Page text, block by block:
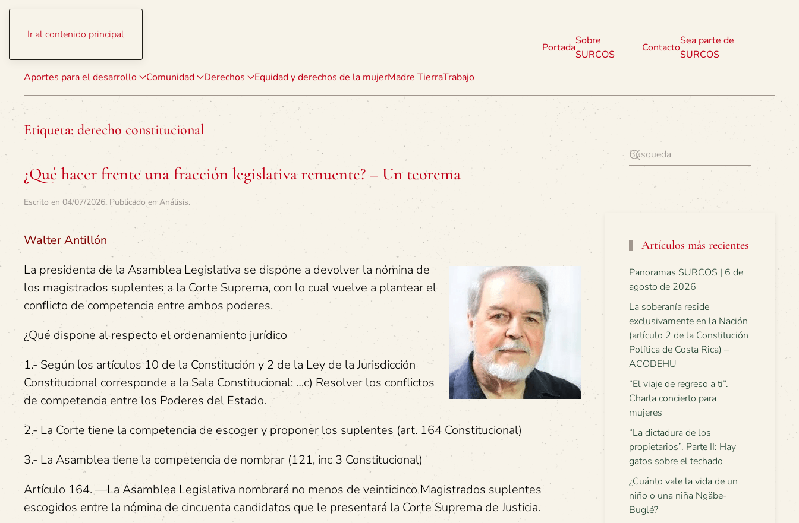
Ir al contenido principal
Aportes para el desarrollo Comunidad Derechos Equidad y derechos de la mujerMadre TierraTrabajo
Portada
Sobre
SURCOS
Contacto
Sea parte de
SURCOS
Etiqueta: derecho constitucional
¿Qué hacer frente una fracción legislativa renuente? – Un teorema
Escrito en 04/07/2026. Publicado en Análisis.
Walter Antillón
La presidenta de la Asamblea Legislativa se dispone a devolver la nómina de
los magistrados suplentes a la Corte Suprema, con lo cual vuelve a plantear el
conflicto de competencia entre ambos poderes.
¿Qué dispone al respecto el ordenamiento jurídico
1.- Según los artículos 10 de la Constitución y 2 de la Ley de la Jurisdicción
Constitucional corresponde a la Sala Constitucional: …c) Resolver los conflictos
de competencia entre los Poderes del Estado.
2.- La Corte tiene la competencia de escoger y proponer los suplentes (art. 164 Constitucional)
3.- La Asamblea tiene la competencia de nombrar (121, inc 3 Constitucional)
Artículo 164. —La Asamblea Legislativa nombrará no menos de veinticinco Magistrados suplentes
escogidos entre la nómina de cincuenta candidatos que le presentará la Corte Suprema de Justicia.
Artículos más recientes
Panoramas SURCOS | 6 de
agosto de 2026
La soberanía reside
exclusivamente en la Nación
(artículo 2 de la Constitución
Política de Costa Rica) –
ACODEHU
“El viaje de regreso a ti”.
Charla concierto para
mujeres
“La dictadura de los
propietarios”. Parte II: Hay
gatos sobre el techado
¿Cuánto vale la vida de un
niño o una niña Ngäbe-
Buglé?